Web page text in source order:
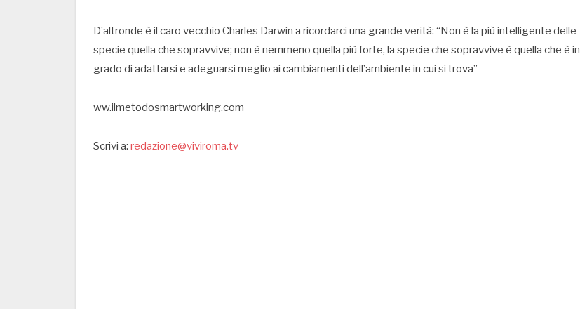
D’altronde è il caro vecchio Charles Darwin a ricordarci una grande verità: “Non è la più intelligente delle
specie quella che sopravvive; non è nemmeno quella più forte, la specie che sopravvive è quella che è in
grado di adattarsi e adeguarsi meglio ai cambiamenti dell’ambiente in cui si trova”
ww.ilmetodosmartworking.com
Scrivi a: redazione@viviroma.tv